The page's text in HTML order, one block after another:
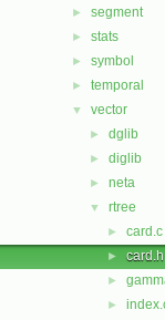
► segment
► stats
► symbol
► temporal
▼ vector
► dglib
► diglib
► neta
▼ rtree
► card.c
► card.h
►
►